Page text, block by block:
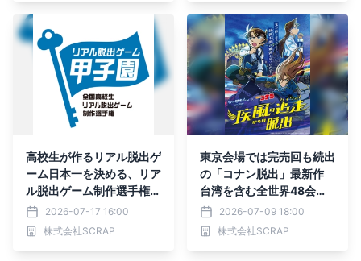
開！
高校生が作るリアル脱出ゲ
ーム日本一を決める、リア
ル脱出ゲーム制作選手権
第5回「リアル脱出ゲーム
甲子園」本選チケット販売
決定
2026-07-17 16:00
株式会社SCRAP
東京会場では完売回も続出
の「コナン脱出」最新作
台湾を含む全世界48会場
に加え、新たに石川、京都
での開催決定！ リアル脱
出ゲーム×名探偵コナン最
2026-07-09 18:00
株式会社SCRAP